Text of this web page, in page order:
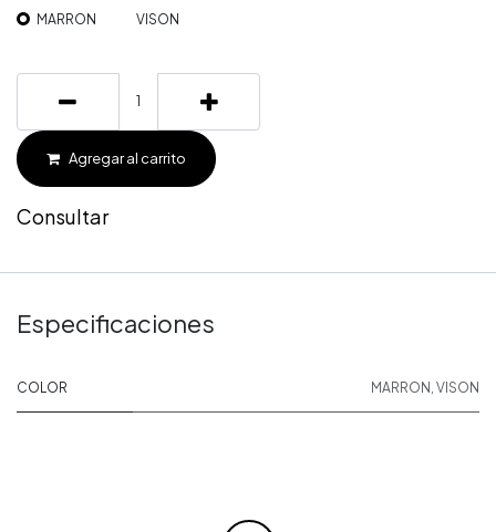
MARRON VISON
Agregar al carrito
Consultar
Especificaciones
COLOR MARRON , VISON